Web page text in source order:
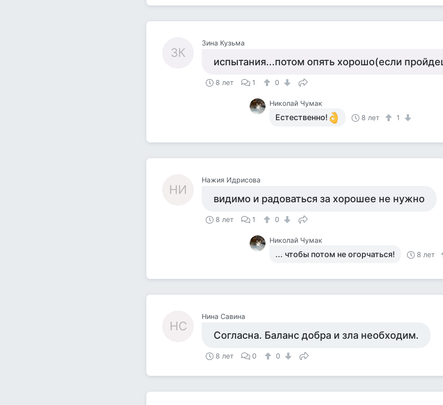
ЗК
Зина Кузьма
испытания...потом опять хорошо(если
8 лет 1 0
Николай Чумак
Естественно! 8 лет 1
НИ
Нажия Идрисова
видимо и радоваться за хорошее не нужно
8 лет 1 0
Николай Чумак
... чтобы потом не огорчаться! 8 лет
НС
Нина Савина
Согласна. Баланс добра и зла необходим.
8 лет 0 0